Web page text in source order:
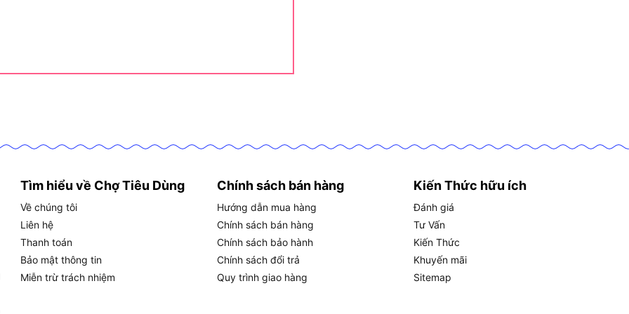
hiệu suất đốt cháy nhiên liệu, giảm tiêu hao và
xoắn khỏe, phù hợp cho các thiết bị tiêu thụ điện
+ giật tay
Tìm hiểu về Chợ Tiêu Dùng
Về chúng tôi
Liên hệ
Thanh toán
Bảo mật thông tin
Miễn trừ trách nhiệm
Chính sách bán hàng
Hướng dẫn mua hàng
Chính sách bán hàng
Chính sách bảo hành
Chính sách đổi trả
Quy trình giao hàng
Kiến Thức hữu ích
Đánh giá
Tư Vấn
Kiến Thức
Khuyến mãi
Sitemap